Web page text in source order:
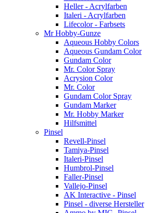
Heller - Acrylfarben
Italeri - Acrylfarben
Lifecolor - Farbsets
Mr Hobby-Gunze
Aqueous Hobby Colors
Aqueous Gundam Color
Gundam Color
Mr. Color Spray
Acrysion Color
Mr. Color
Gundam Color Spray
Gundam Marker
Mr. Hobby Marker
Hilfsmittel
Pinsel
Revell-Pinsel
Tamiya-Pinsel
Italeri-Pinsel
Humbrol-Pinsel
Faller-Pinsel
Vallejo-Pinsel
AK Interactive - Pinsel
Pinsel - diverse Hersteller